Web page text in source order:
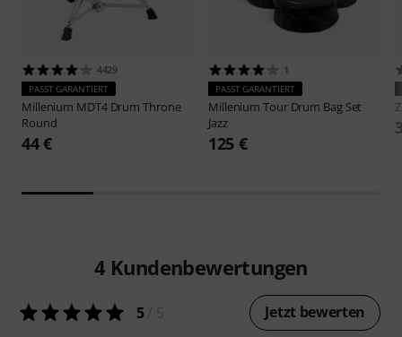
4429
PASST GARANTIERT
Millenium MDT4 Drum Throne
Round
44 €
1
PASST GARANTIERT
Millenium Tour Drum Bag Set
Jazz
125 €
4 Kundenbewertungen
5/ 5 Jetzt bewerten